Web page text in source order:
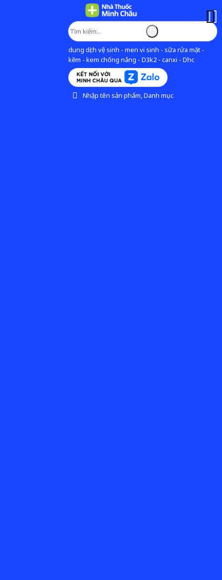
dung dịch vệ sinh - men vi sinh - sữa rửa mặt -
kẽm - kem chống nắng - D3k2 - canxi - Dhc
Nhập tên sản phẩm, Danh mục